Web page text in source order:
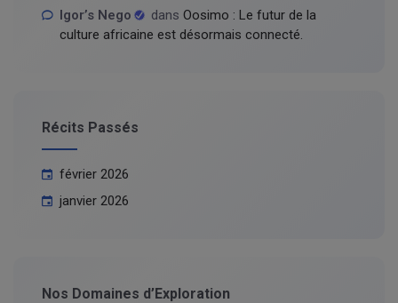
Igor’s Nego dans Oosimo : Le futur de la
culture africaine est désormais connecté.
Récits Passés
février 2026
janvier 2026
Nos Domaines d’Exploration